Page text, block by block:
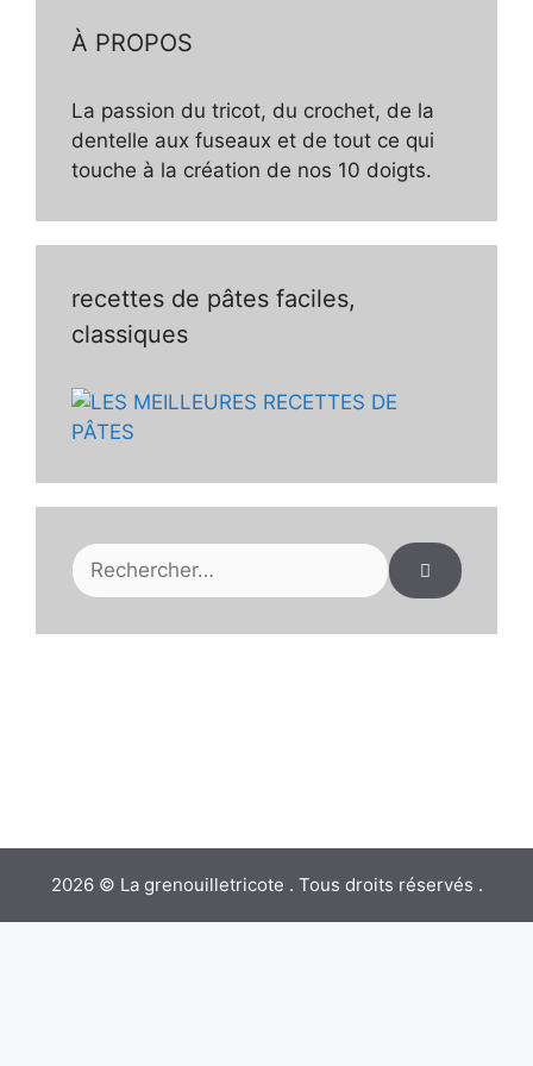
À PROPOS
La passion du tricot, du crochet, de la
dentelle aux fuseaux et de tout ce qui
touche à la création de nos 10 doigts.
recettes de pâtes faciles,
classiques
Rechercher :
2026 © La grenouilletricote . Tous droits réservés .